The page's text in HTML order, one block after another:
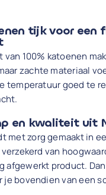
tijk voor een
van 100% katoenen
zachte materiaal
temperatuur goed te
en kwaliteit uit
met zorg gemaakt in
van
afgewerkt product.
bovendien van een